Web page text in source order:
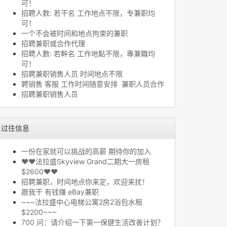
可！
招聘人数: 若干名 工作地点不限，专兼职均
可！
一个不会被时间和地点拘束的兼职
招聘兼职或合作代理
招聘人數: 若幹名 工作地點不限，專兼職均
可！
招聘兼职销售人员 时间地点不限
聘销售 客服 工作时间随意安排 兼职人员合作
招聘兼职销售人员
过往信息
一份在家就可以挑战的高薪 期待你的加入
❤❤法拉盛Skyview Grand二期大一房租
$2600❤❤
招聘兼职，时间地点你来定，欢迎来扰！
跟我干 有钱赚 eBay兼职
~~~法拉盛中心电梯公寓2房2浴包水租
$2200~~~
700 问：请介绍一下第一保健生活改善计划？